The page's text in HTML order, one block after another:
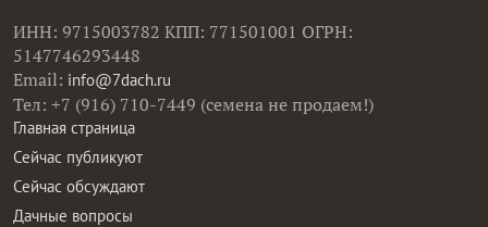
ИНН: 9715003782 КПП: 771501001 ОГРН:
5147746293448
Email: info@7dach.ru
Тел: +7 (916) 710-7449 (семена не продаем!)
Главная страница
Сейчас публикуют
Сейчас обсуждают
Дачные вопросы